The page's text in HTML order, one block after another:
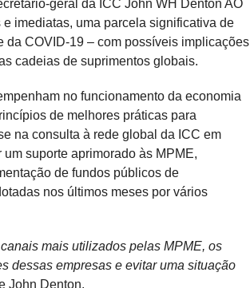
geral da ICC John WH Denton AO
imediatas, uma parcela significativa de
da COVID-19 – com possíveis implicações
cadeias de suprimentos globais.
no funcionamento da economia
de melhores práticas para
na consulta à rede global da ICC em
suporte aprimorado às MPME,
de fundos públicos de
nos últimos meses por vários
mais utilizados pelas MPME, os
dessas empresas e evitar uma situação
John Denton.